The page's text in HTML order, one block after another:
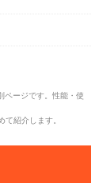
ページです。性能・使
紹介します。